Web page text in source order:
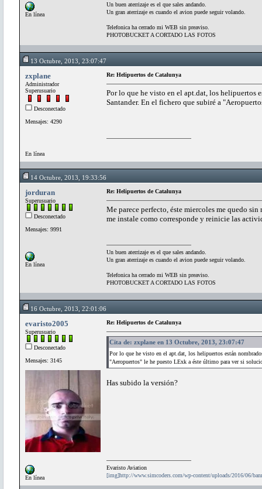
En línea
Un buen aterrizaje es el que sales andando.
Un gran aterrizaje es cuando el avion puede seguir volando.
Telefonica ha cerrado mi WEB sin preaviso.
PHOTOBUCKET A CORTADO LAS FOTOS
13 Octubre, 2013, 23:07:47
zxplane
Administrador
Superusuario
Desconectado
Mensajes: 4290
En línea
Re: Helipuertos de Catalunya
Por lo que he visto en el apt.dat, los helipuertos
Santander. En el fichero que subiré a
14 Octubre, 2013, 19:33:56
jorduran
Superusuario
Desconectado
Mensajes: 9991
En línea
Re: Helipuertos de Catalunya
Me parece perfecto, éste miercoles me quedo
me instale como corresponde y reinicie las
Un buen aterrizaje es el que sales andando.
Un gran aterrizaje es cuando el avion puede seguir volando.
Telefonica ha cerrado mi WEB sin preaviso.
PHOTOBUCKET A CORTADO LAS FOTOS
16 Octubre, 2013, 22:01:06
evaristo2005
Superusuario
Desconectado
Mensajes: 3145
En línea
Re: Helipuertos de Catalunya
Cita de: zxplane en 13 Octubre, 2013, 23:07:47
Por lo que he visto en el apt.dat, los helipuertos están
"Aeropuertos" le he puesto LExk a éste último para ver si
Has subido la versión?
Evaristo Aviation
[img]http://www.simcoders.com/wp-content/uploads/2016/06/